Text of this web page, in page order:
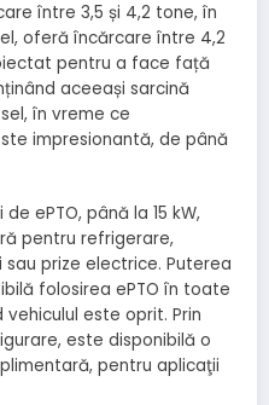
între 3,5 și 4,2 tone, în
oferă încărcare între 4,2
pentru a face față
aceeași sarcină
în vreme ce
impresionantă, de până
ePTO, până la 15 kW,
pentru refrigerare,
prize electrice. Puterea
folosirea ePTO în toate
este oprit. Prin
este disponibilă o
pentru aplicaţii